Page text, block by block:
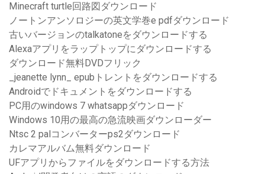
Minecraft turtle回路図ダウンロード
ノートンアンソロジーの英文学巻e pdfダウンロード
古いバージョンのtalkatoneをダウンロードする
Alexaアプリをラップトップにダウンロードする
ダウンロード無料DVDフリック
_jeanette lynn_ epubトレントをダウンロードする
Androidでドキュメントをダウンロードする
PC用のwindows 7 whatsappダウンロード
Windows 10用の最高の急流映画ダウンローダー
Ntsc 2 palコンバーターps2ダウンロード
カレマアルバム無料ダウンロード
UFアプリからファイルをダウンロードする方法